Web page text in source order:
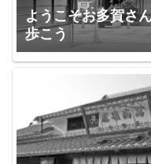
ようこそお多賀さ
歩こう